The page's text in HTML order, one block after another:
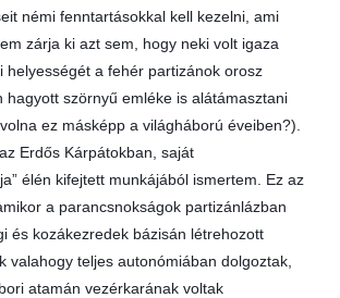
némi fenntartásokkal kell kezelni, ami
zárja ki azt sem, hogy neki volt igaza
helyességét a fehér partizánok orosz
hagyott szörnyű emléke is alátámasztani
ez másképp a világháború éveiben?).
Erdős Kárpátokban, saját
élén kifejtett munkájából ismertem. Ez az
a parancsnokságok partizánlázban
és kozákezredek bázisán létrehozott
valahogy teljes autonómiában dolgoztak,
atamán vezérkarának voltak